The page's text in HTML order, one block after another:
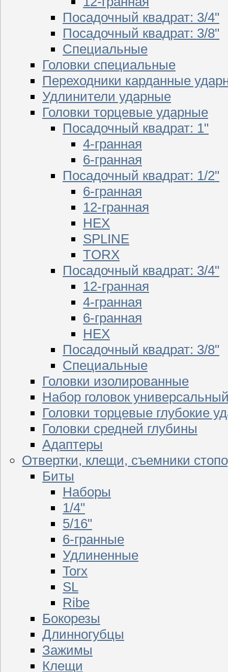
Посадочный квадрат: 3/4"
Посадочный квадрат: 3/8"
Специальные
Головки специальные
Переходники карданные
Удлинители ударные
Головки торцевые ударные
Посадочный квадрат: 1"
4-гранная
6-гранная
Посадочный квадрат: 1/2"
6-гранная
12-гранная
HEX
SPLINE
TORX
Посадочный квадрат: 3/4"
12-гранная
4-гранная
6-гранная
HEX
Посадочный квадрат: 3/8"
Специальные
Головки изолированные
Набор головок
Головки торцевые глубокие
Головки средней глубины
Адаптеры
Отвертки, клещи, съемники
Биты
Наборы
1/4"
5/16"
6-гранные
Удлиненные
Torx
SL
Ribe
Бокорезы
Длинногубцы
Зажимы
Клещи